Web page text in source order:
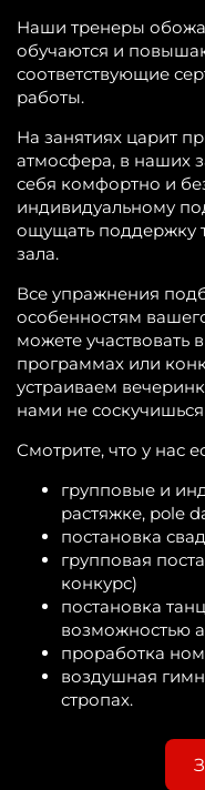
Наши тренеры
обучаются и
соответствующие
работы.
На занятиях царит
атмосфера, в наших
себя комфортно и
индивидуальному
ощущать поддержку
зала.
Все упражнения
особенностям
можете участвовать
программах или
устраиваем
нами не соскучишься
Смотрите, что у нас
групповые и
растяжке, pole
постановка
групповая
конкурс)
постановка
возможностью
проработка
воздушная
стропах.